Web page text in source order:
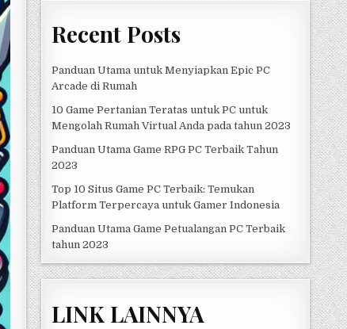
Recent Posts
Panduan Utama untuk Menyiapkan Epic PC
Arcade di Rumah
10 Game Pertanian Teratas untuk PC untuk
Mengolah Rumah Virtual Anda pada tahun 2023
Panduan Utama Game RPG PC Terbaik Tahun
2023
Top 10 Situs Game PC Terbaik: Temukan
Platform Terpercaya untuk Gamer Indonesia
Panduan Utama Game Petualangan PC Terbaik
tahun 2023
LINK LAINNYA